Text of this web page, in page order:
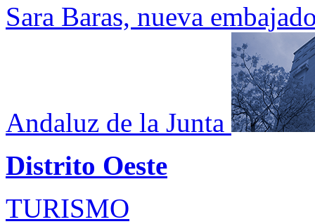
Sara Baras, nueva
Andaluz de la Junta
Distrito Oeste
TURISMO